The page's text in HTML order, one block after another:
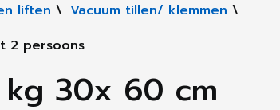
liften \ Vacuum tillen/ klemmen \
2 persoons
30x 60 cm